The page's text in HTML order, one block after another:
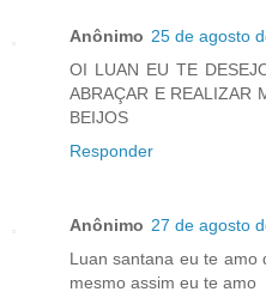
Anônimo 25 de agosto
OI LUAN EU TE
ABRAÇAR E REALIZAR
BEIJOS
Responder
Anônimo 27 de agosto
Luan santana eu te amo
mesmo assim eu te amo